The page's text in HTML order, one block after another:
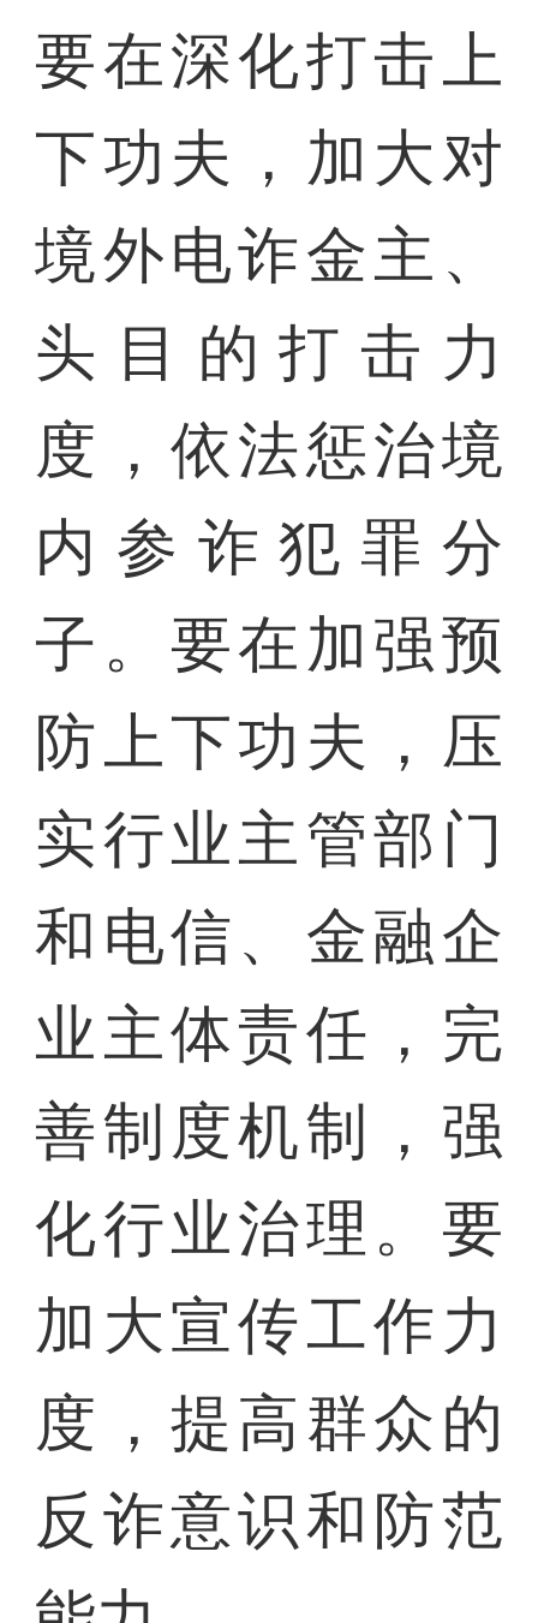
要在深化打击上
下功夫，加大对
境外电诈金主、
头目的打击力
度，依法惩治境
内参诈犯罪分
子。要在加强预
防上下功夫，压
实行业主管部门
和电信、金融企
业主体责任，完
善制度机制，强
化行业治理。要
加大宣传工作力
度，提高群众的
反诈意识和防范